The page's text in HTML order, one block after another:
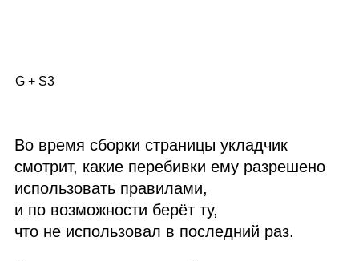
G + S3
Во время сборки страницы укладчик
смотрит, какие перебивки ему разрешено
использовать правилами,
и по возможности берёт ту,
что не использовал в последний раз.